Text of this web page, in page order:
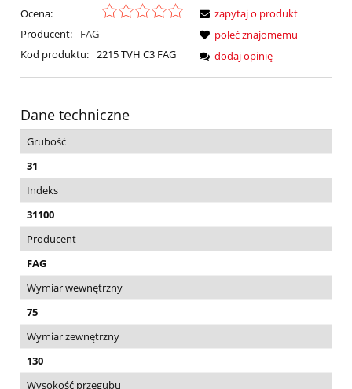
Ocena:
Producent:
FAG
Kod produktu: 2215 TVH C3 FAG
zapytaj o produkt
poleć znajomemu
dodaj opinię
Dane techniczne
Grubość
31
Indeks
31100
Producent
FAG
Wymiar wewnętrzny
75
Wymiar zewnętrzny
130
Wysokość przegubu